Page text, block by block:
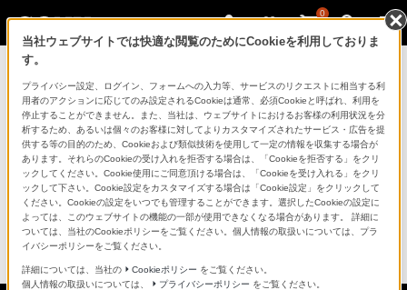
0
データの取得に失敗しました。しばらく経ってからペ
ージを更新してください
当社ウェブサイトでは快適な閲覧のためにCookieを利用しておりま
す。
プライバシー設定、ログイン、フォームへの入力等、サービスのリクエストに相当する利
用者のアクションに応じてのみ設定されるCookieは通常、必須Cookieと呼ばれ、利用を
停止することができません。また、当社は、ウェブサイトにおけるお客様の利用状況を分
析するため、あるいは個々のお客様に対してよりカスタマイズされたサービス・広告を提
供する等の目的のため、Cookieおよび類似技術を使用して一定の情報を収集する場合が
あります。それらのCookieの受け入れを拒否する場合は、「Cookieを拒否する」をクリ
ックしてください。Cookie使用にご同意頂ける場合は、「Cookieを受け入れる」をクリ
ックして下さい。Cookie設定をカスタマイズする場合は「Cookie設定」をクリックして
ください。Cookieの設定をいつでも管理することができます。選択したCookieの設定に
よっては、このウェブサイトの機能の一部が使用できなくなる場合があります。 詳細に
ついては、当社のCookieポリシーをご覧ください。個人情報の取扱いについては、プラ
イバシーポリシーをご覧ください。
詳細については、当社の Cookieポリシー をご覧ください。
個人情報の取扱いについては、
プライバシーポリシー をご覧ください。